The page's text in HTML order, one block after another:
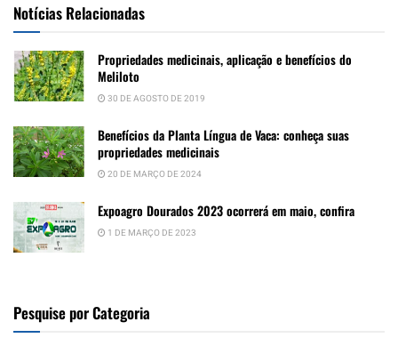
Notícias Relacionadas
Propriedades medicinais, aplicação e benefícios do
Meliloto
30 DE AGOSTO DE 2019
Benefícios da Planta Língua de Vaca: conheça suas
propriedades medicinais
20 DE MARÇO DE 2024
Expoagro Dourados 2023 ocorrerá em maio, confira
1 DE MARÇO DE 2023
Pesquise por Categoria